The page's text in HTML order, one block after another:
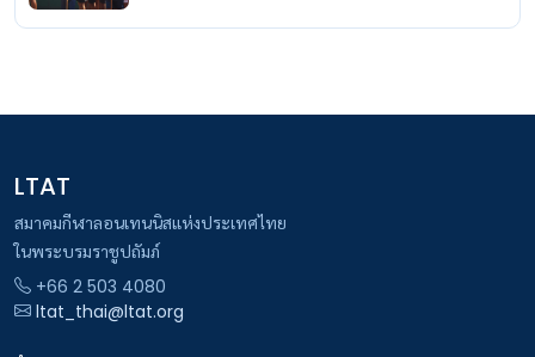
LTAT
สมาคมกีฬาลอนเทนนิสแห่งประเทศไทย
ในพระบรมราชูปถัมภ์
+66 2 503 4080
ltat_thai@ltat.org